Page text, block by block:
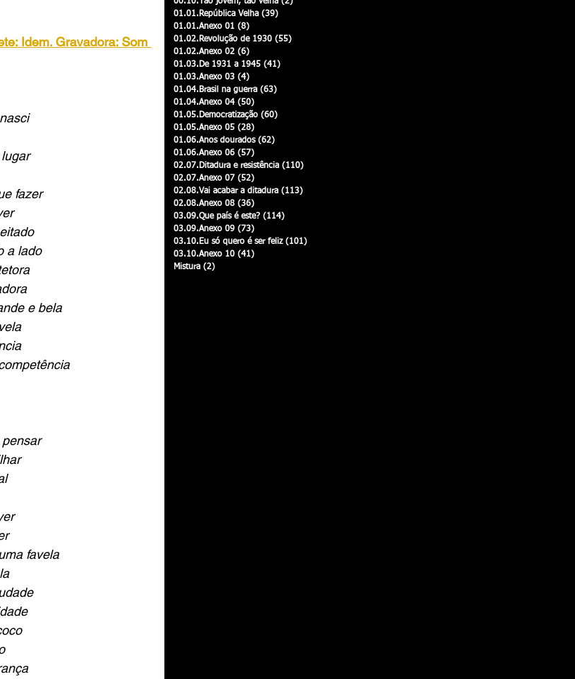
Velha
1930
01.03.Anexo 03
04
06
07
08
09
Idem. Gravadora: Som
fazer
a lado
e bela
favela
01.01.República Velha (39)
01.01.Anexo 01 (8)
01.02.Revolução de 1930 (55)
01.02.Anexo 02 (6)
01.03.De 1931 a 1945 (41)
01.03.Anexo 03 (4)
01.04.Brasil na guerra (63)
01.04.Anexo 04 (50)
01.05.Democratização (60)
01.05.Anexo 05 (28)
01.06.Anos dourados (62)
01.06.Anexo 06 (57)
02.07.Ditadura e resistência (110)
02.07.Anexo 07 (52)
02.08.Vai acabar a ditadura (113)
02.08.Anexo 08 (36)
03.09.Que país é este? (114)
03.09.Anexo 09 (73)
03.10.Eu só quero é ser feliz (101)
03.10.Anexo 10 (41)
Mistura (2)